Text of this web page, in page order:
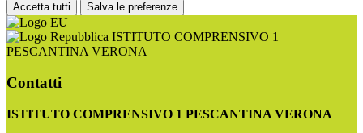
Accetta tutti Salva le preferenze
ISTITUTO COMPRENSIVO 1
PESCANTINA VERONA
Contatti
ISTITUTO COMPRENSIVO 1 PESCANTINA VERONA